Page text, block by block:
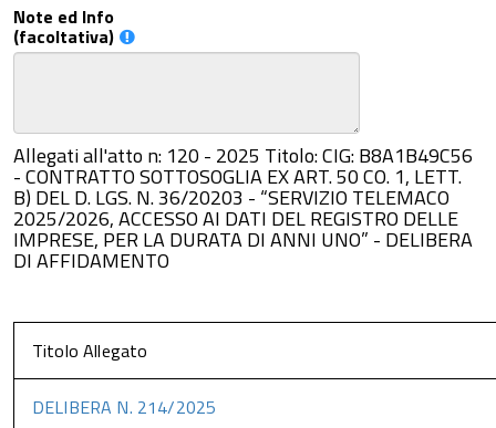
Note ed Info
(facoltativa)
Allegati all'atto n: 120 - 2025 Titolo: CIG: B8A1B49C56
- CONTRATTO SOTTOSOGLIA EX ART. 50 CO. 1, LETT.
B) DEL D. LGS. N. 36/20203 - “SERVIZIO TELEMACO
2025/2026, ACCESSO AI DATI DEL REGISTRO DELLE
IMPRESE, PER LA DURATA DI ANNI UNO” - DELIBERA
DI AFFIDAMENTO
Titolo Allegato
DELIBERA N. 214/2025